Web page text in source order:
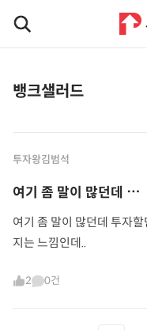
뱅크샐러드
투자왕김범석
여기 좀 말이 많던데 ⋯
여기 좀 말이 많던데 투자
지는 느낌인데..
2 0건